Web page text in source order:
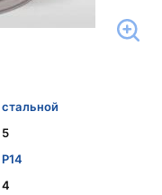
стальной
5
Р14
4